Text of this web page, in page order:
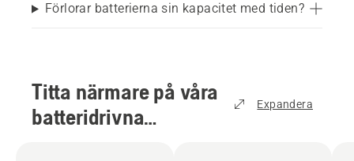
Förlorar batterierna sin kapacitet med tiden?
Titta närmare på våra
batteridrivna
Expandera